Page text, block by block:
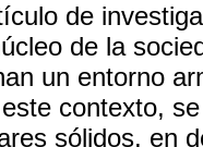
de
de la
un entorno
contexto,
sólidos, en